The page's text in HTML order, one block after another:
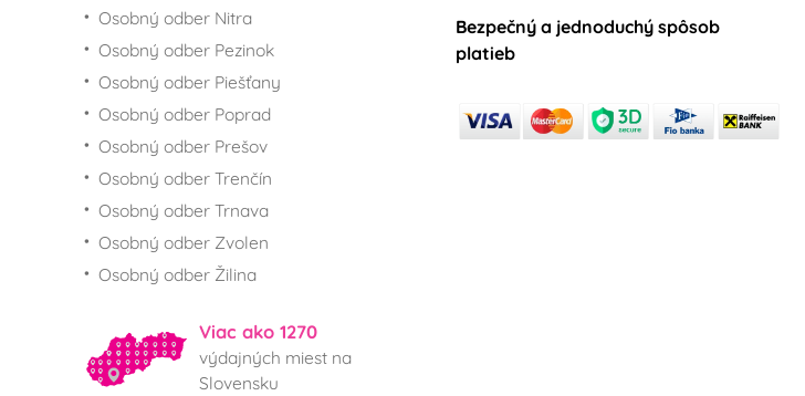
Osobný odber Nitra
Osobný odber Pezinok
Osobný odber Piešťany
Osobný odber Poprad
Osobný odber Prešov
Osobný odber Trenčín
Osobný odber Trnava
Osobný odber Zvolen
Osobný odber Žilina
Viac ako 1270
výdajných miest na
Slovensku
Bezpečný a jednoduchý spôsob
platieb